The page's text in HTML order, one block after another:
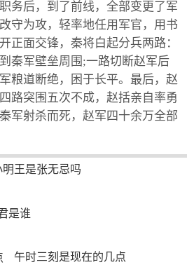
务后，到了前线，全部变更了军
守为攻，轻率地任用军官，用书
正面交锋，秦将白起分兵两路：
秦军壁垒周围;一路切断赵军后
粮道断绝，困于长平。最后，赵
路突围五次不成，赵括亲自率勇
军射杀而死，赵军四十余万全部
明王是张无忌吗
是谁
午时三刻是现在的几点